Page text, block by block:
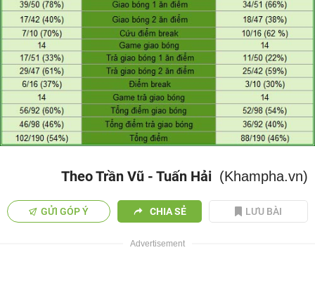
Theo Trần Vũ - Tuấn Hải (Khampha.vn)
GỬI GÓP Ý CHIA SẺ LƯU BÀI